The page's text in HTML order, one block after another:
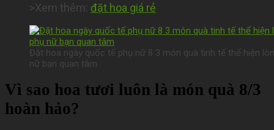
>Xem thêm: đặt hoa giá rẻ
Đặt hoa ngày quốc tế phụ nữ 8 3 món quà tinh tế thể hiện
nữ bạn quan tâm
Vì sao hoa tươi luôn là món quà 8/3
hoàn hảo?